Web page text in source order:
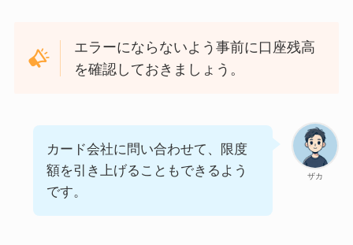
エラーにならないよう事前に口座残高
を確認しておきましょう。
ザカ
カード会社に問い合わせて、限度
額を引き上げることもできるよう
です。